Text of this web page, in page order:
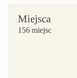
Miejsca
156 miejsc